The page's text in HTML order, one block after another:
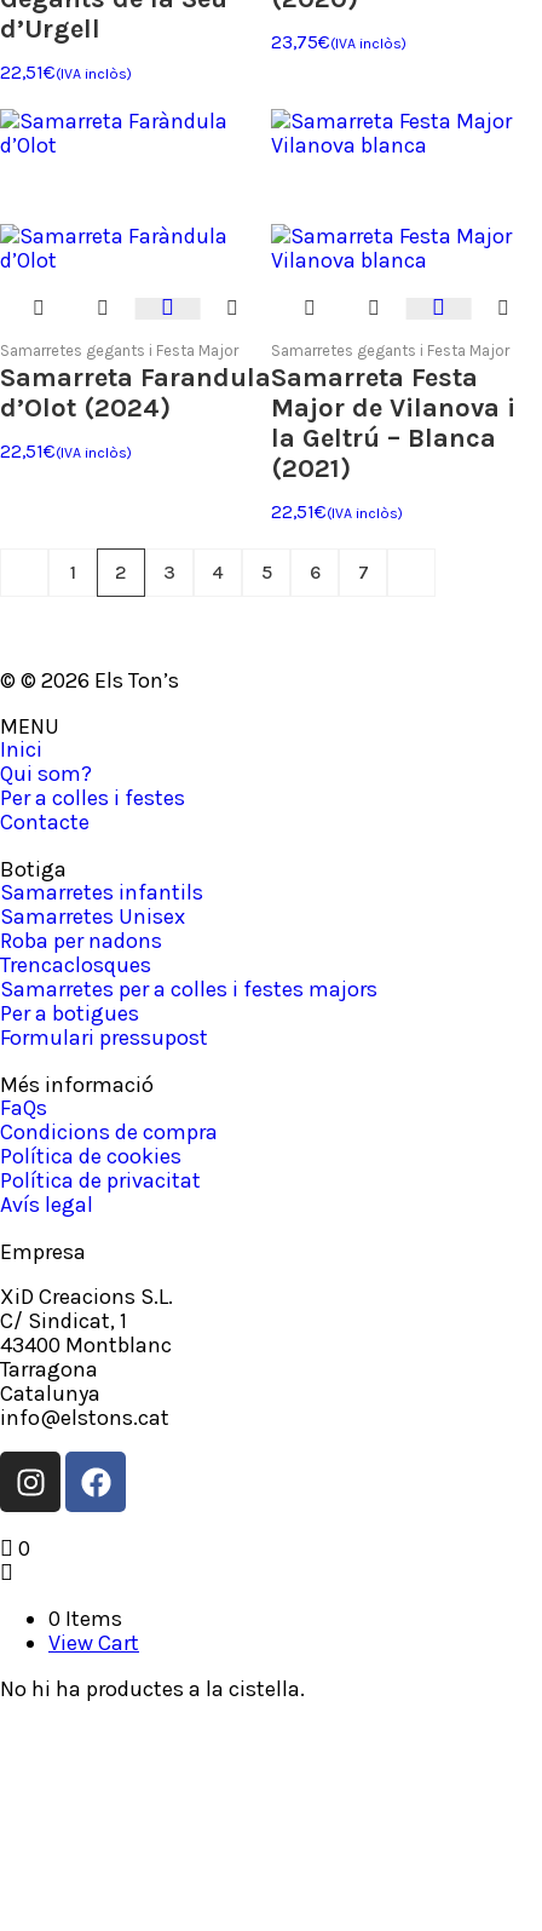
d’Urgell
22,51€(IVA inclòs)
23,75€(IVA inclòs)
Samarretes gegants i Festa Major
Samarreta Farandula
d’Olot (2024)
22,51€(IVA inclòs)
Samarretes gegants i Festa Major
Samarreta Festa
Major de Vilanova i
la Geltrú – Blanca
(2021)
22,51€(IVA inclòs)
1 2 3 4 5 6 7
© © 2026 Els Ton’s
MENU
Inici
Qui som?
Per a colles i festes
Contacte
Botiga
Samarretes infantils
Samarretes Unisex
Roba per nadons
Trencaclosques
Samarretes per a colles i festes majors
Per a botigues
Formulari pressupost
Més informació
FaQs
Condicions de compra
Política de cookies
Política de privacitat
Avís legal
Empresa
XiD Creacions S.L.
C/ Sindicat, 1
43400 Montblanc
Tarragona
Catalunya
info@elstons.cat
0
0 Items
View Cart
No hi ha productes a la cistella.